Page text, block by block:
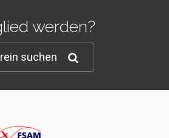
werden?
suchen